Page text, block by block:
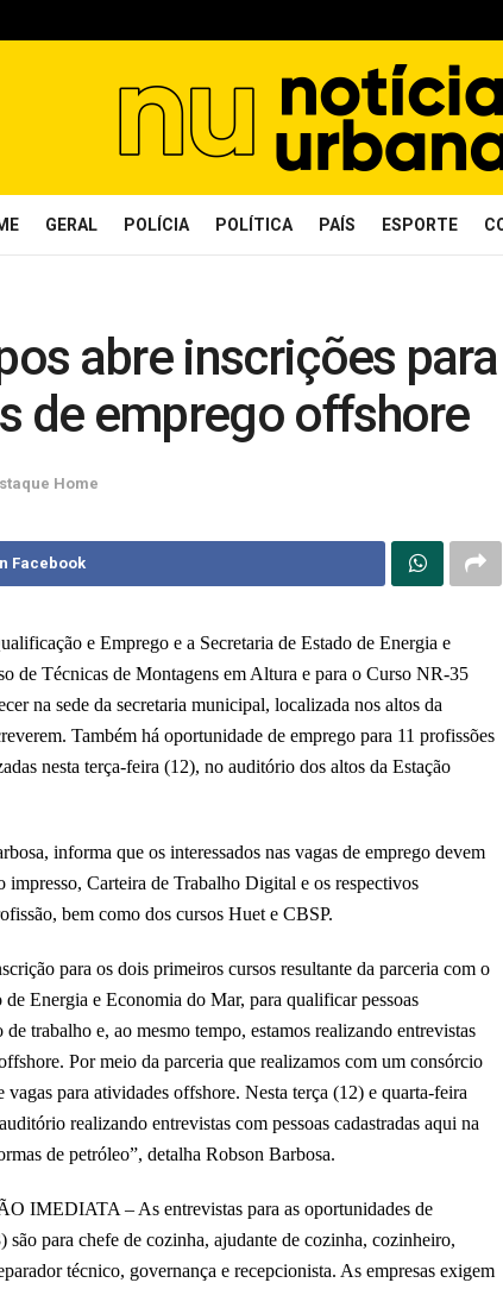
GERAL POLÍCIA POLÍTICA PAÍS ESPORTE
abre inscrições para
de emprego offshore
Home
Facebook
e Emprego e a Secretaria de Estado de Energia e
de Técnicas de Montagens em Altura e para o Curso NR-35
na sede da secretaria municipal, localizada nos altos da
Também há oportunidade de emprego para 11 profissões
nesta terça-feira (12), no auditório dos altos da Estação
informa que os interessados nas vagas de emprego devem
Carteira de Trabalho Digital e os respectivos
bem como dos cursos Huet e CBSP.
para os dois primeiros cursos resultante da parceria com o
Energia e Economia do Mar, para qualificar pessoas
trabalho e, ao mesmo tempo, estamos realizando entrevistas
Por meio da parceria que realizamos com um consórcio
para atividades offshore. Nesta terça (12) e quarta-feira
realizando entrevistas com pessoas cadastradas aqui na
de petróleo”, detalha Robson Barbosa.
– As entrevistas para as oportunidades de
para chefe de cozinha, ajudante de cozinha, cozinheiro,
técnico, governança e recepcionista. As empresas exigem